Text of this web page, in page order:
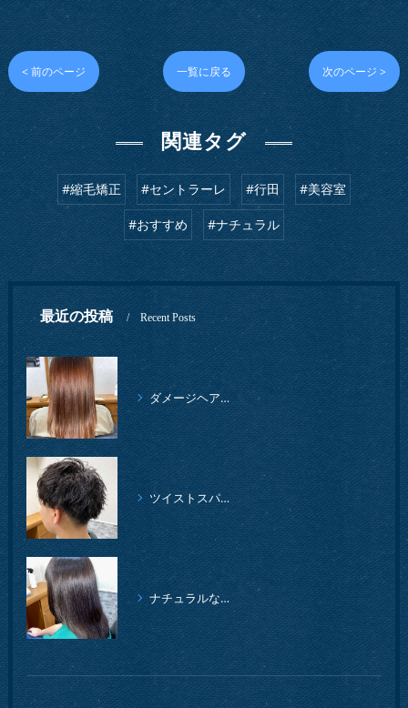
< 前のページ 一覧に戻る 次のページ >
関連タグ
#縮毛矯正 #セントラーレ #行田 #美容室
#おすすめ #ナチュラル
最近の投稿 Recent Posts
ダメージヘアでも、ツヤツヤの仕上がりになりました。
ツイストスパイラルパーマ、柔らかイメージ
ナチュラルな縮毛矯正クセストパー